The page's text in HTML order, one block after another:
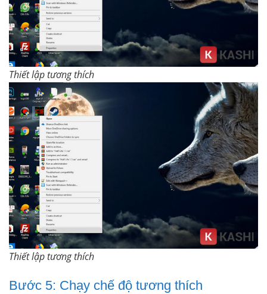
Thiết lập tương thích
Thiết lập tương thích
Bước 5: Chạy chế độ tương thích